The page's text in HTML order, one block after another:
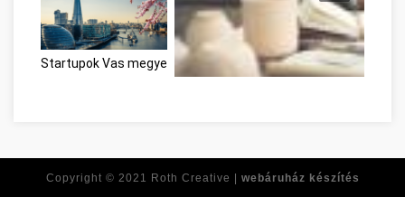
Startupok Vas megye
Copyright © 2021 Roth Creative | webáruház készítés